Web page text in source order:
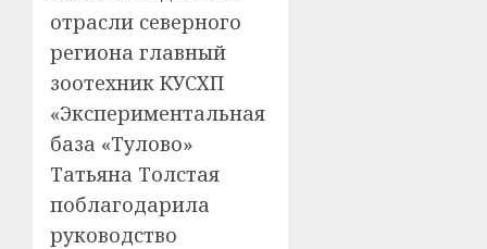
отрасли северного
региона главный
зоотехник КУСХП
«Экспериментальная
база «Тулово»
Татьяна Толстая
поблагодарила
руководство